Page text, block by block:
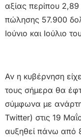
αξίας περίπου
πώλησης 57.900
Ιούνιο και Ιούλιο
Αν η κυβέρνηση
τους σήμερα θα
σύμφωνα με
Twitter) στις 19
αυξηθεί πάνω από